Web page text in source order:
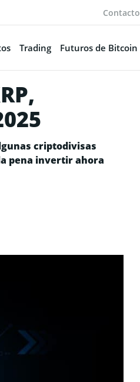
Contacto
Trading Futuros de Bitcoin
criptodivisas
pena invertir ahora